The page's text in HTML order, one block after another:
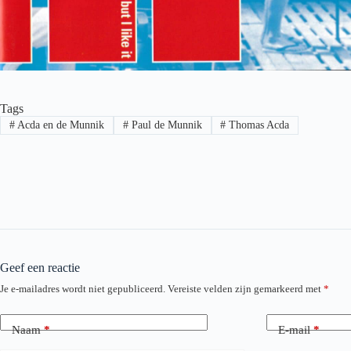
Tags
#Acda en de Munnik #Paul de Munnik # Thomas Acda
Geef een reactie
Je e-mailadres wordt niet gepubliceerd. Vereiste velden zijn gemarkeerd met *
Naam* E-mail*